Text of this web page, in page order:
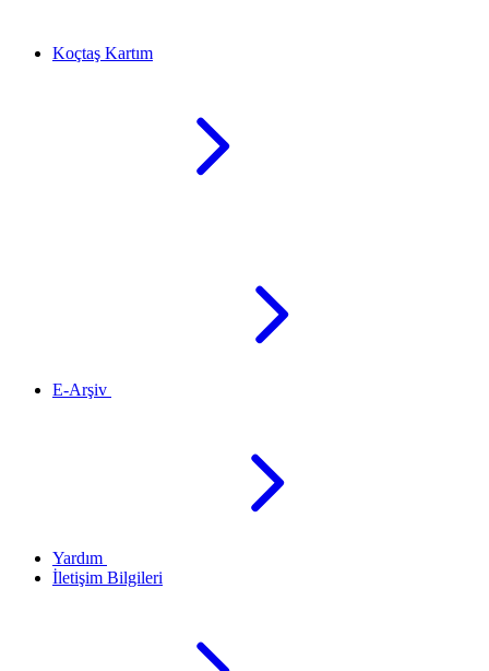
Koçtaş Kartım
E-Arşiv
Yardım
İletişim Bilgileri